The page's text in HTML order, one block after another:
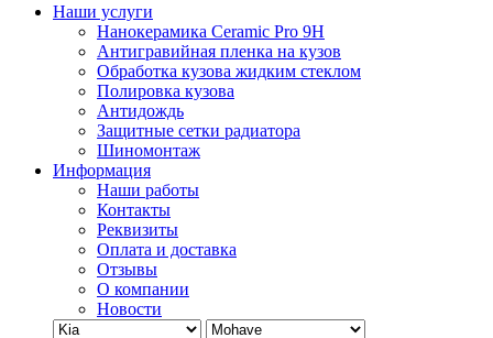
Наши услуги
Нанокерамика Ceramic Pro 9H
Антигравийная пленка на кузов
Обработка кузова жидким стеклом
Полировка кузова
Антидождь
Защитные сетки радиатора
Шиномонтаж
Информация
Наши работы
Контакты
Реквизиты
Оплата и доставка
Отзывы
О компании
Новости